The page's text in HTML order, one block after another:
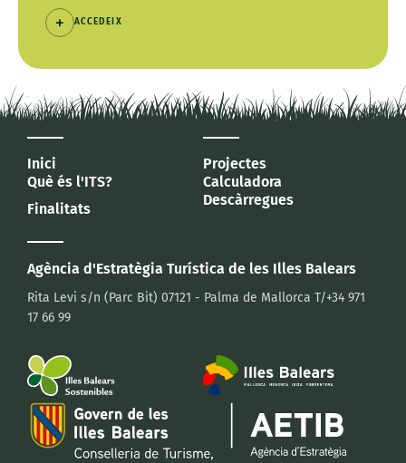
ACCEDEIX
Agència d'Estratègia Turística de les Illes Balears
Rita Levi s/n (Parc Bit) 07121 - Palma de Mallorca T/+34 971
17 66 99
Inici
Què és l'ITS?
Finalitats
Projectes
Calculadora
Descàrregues